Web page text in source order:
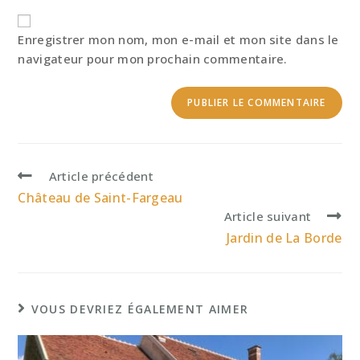
votre
site
(facultatif)
Enregistrer mon nom, mon e-mail et mon site dans le
navigateur pour mon prochain commentaire.
Read
more
Article précédent
Château de Saint-Fargeau
Article suivant
Jardin de La Borde
VOUS DEVRIEZ ÉGALEMENT AIMER